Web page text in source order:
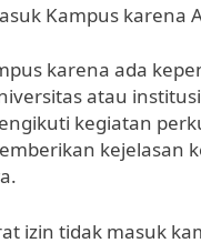
Kampus karena
karena ada
atau
kegiatan
kejelasan
izin tidak masuk